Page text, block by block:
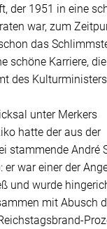
der 1951 in eine
war, zum
das
schöne Karriere,
des
unter Merkers
hatte der aus der
stammende André
er war einer der
und wurde
mit Abusch